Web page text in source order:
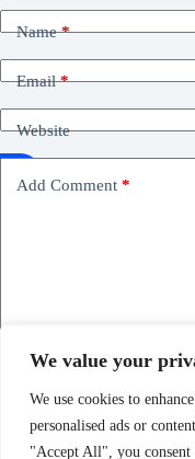
We value your
We use cookies to
personalised ads or
"Accept All", you consent
Name*
Email*
Website
Add Comment *
Save my name, email,
Post Comment